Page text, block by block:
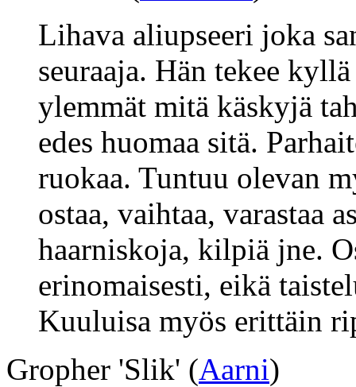
Lihava aliupseeri joka
seuraaja. Hän tekee
ylemmät mitä käskyjä
edes huomaa sitä.
ruokaa. Tuntuu olevan
ostaa, vaihtaa, varastaa
haarniskoja, kilpiä jne.
erinomaisesti, eikä
Kuuluisa myös erittäin
Gropher 'Slik' (Aarni)